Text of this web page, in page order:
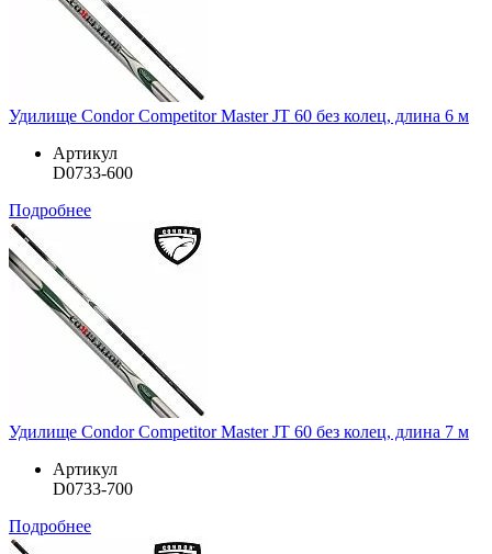
Удилище Condor Competitor Master JT 60 без колец, длина 6 м
Артикул
D0733-600
Подробнее
Удилище Condor Competitor Master JT 60 без колец, длина 7 м
Артикул
D0733-700
Подробнее